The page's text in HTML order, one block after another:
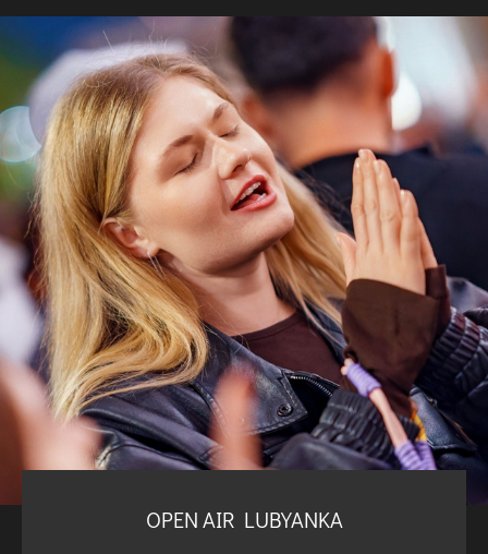
OPEN AIR LUBYANKA